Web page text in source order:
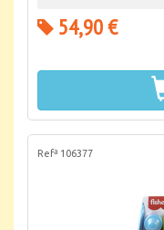
54,90 €
Refª 106377